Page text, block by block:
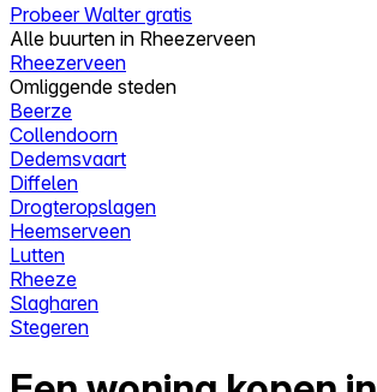
Probeer Walter gratis
Alle buurten in Rheezerveen
Rheezerveen
Omliggende steden
Beerze
Collendoorn
Dedemsvaart
Diffelen
Drogteropslagen
Heemserveen
Lutten
Rheeze
Slagharen
Stegeren